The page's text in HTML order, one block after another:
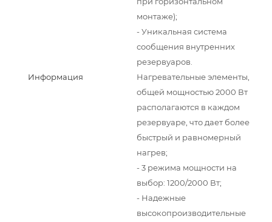
Информация
монтаже);
- Уникальная система
сообщения внутренних
резервуаров.
Нагревательные элементы,
общей мощностью 2000 Вт
располагаются в каждом
резервуаре, что дает более
быстрый и равномерный
нагрев;
- 3 режима мощности на
выбор: 1200/2000 Вт;
- Надежные
высокопроизводительные